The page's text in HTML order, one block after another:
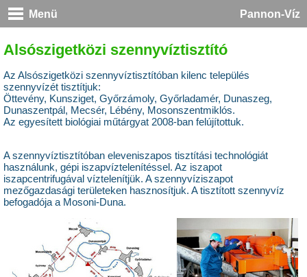
Menü Pannon-Víz
Alsószigetközi szennyvíztisztító
Az Alsószigetközi szennyvíztisztítóban kilenc település
szennyvízét tisztítjuk:
Öttevény, Kunsziget, Győrzámoly, Győrladamér, Dunaszeg,
Dunaszentpál, Mecsér, Lébény, Mosonszentmiklós.
Az egyesített biológiai műtárgyat 2008-ban felújítottuk.
A szennyvíztisztítóban eleveniszapos tisztítási technológiát
használunk, gépi iszapvíztelenítéssel. Az iszapot
iszapcentrifugával víztelenítjük. A szennyvíziszapot
mezőgazdasági területeken hasznosítjuk. A tisztított szennyvíz
befogadója a Mosoni-Duna.